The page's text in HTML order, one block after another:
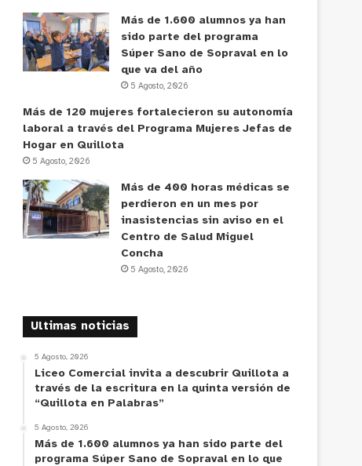
Más de 1.600 alumnos ya han
sido parte del programa
Súper Sano de Sopraval en lo
que va del año
5 Agosto, 2026
Más de 120 mujeres fortalecieron su autonomía
laboral a través del Programa Mujeres Jefas de
Hogar en Quillota
5 Agosto, 2026
Más de 400 horas médicas se
perdieron en un mes por
inasistencias sin aviso en el
Centro de Salud Miguel
Concha
5 Agosto, 2026
Ultimas noticias
5 Agosto, 2026
Liceo Comercial invita a descubrir Quillota a
través de la escritura en la quinta versión de
“Quillota en Palabras”
5 Agosto, 2026
Más de 1.600 alumnos ya han sido parte del
programa Súper Sano de Sopraval en lo que